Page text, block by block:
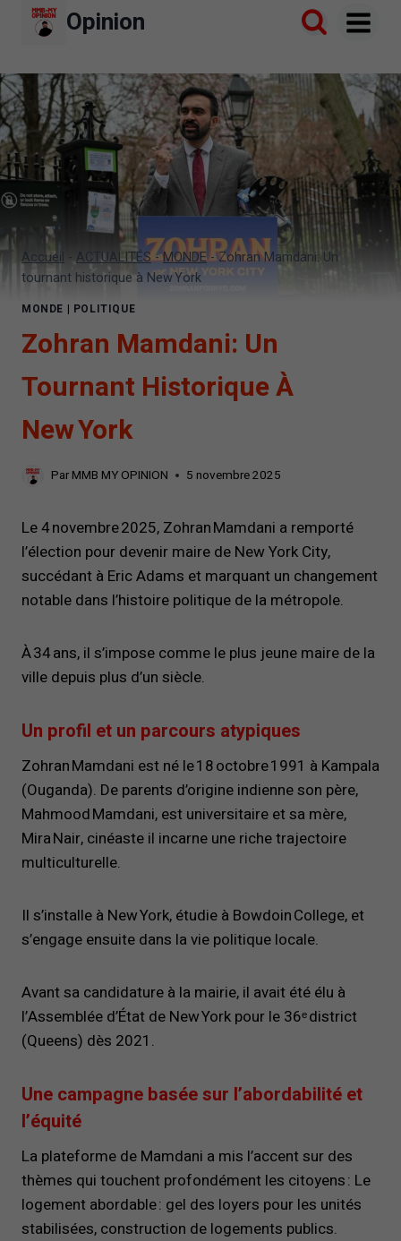
Opinion
Accueil -ACTUALITÉS-MONDE-Zohran Mamdani: Un
tournant historique à New York
MONDE | POLITIQUE
Zohran Mamdani: Un
Tournant Historique À
New York
Par MMB MY OPINION 5 novembre 2025
Le 4 novembre 2025, Zohran Mamdani a remporté
l’élection pour devenir maire de New York City,
succédant à Eric Adams et marquant un changement
notable dans l’histoire politique de la métropole.
À 34 ans, il s’impose comme le plus jeune maire de la
ville depuis plus d’un siècle.
Un profil et un parcours atypiques
Zohran Mamdani est né le 18 octobre 1991 à Kampala
(Ouganda). De parents d’origine indienne son père,
Mahmood Mamdani, est universitaire et sa mère,
Mira Nair, cinéaste il incarne une riche trajectoire
multiculturelle.
Il s’installe à New York, étudie à Bowdoin College, et
s’engage ensuite dans la vie politique locale.
Avant sa candidature à la mairie, il avait été élu à
l’Assemblée d’État de New York pour le 36ᵉ district
(Queens) dès 2021.
Une campagne basée sur l’abordabilité et
l’équité
La plateforme de Mamdani a mis l’accent sur des
thèmes qui touchent profondément les citoyens : Le
logement abordable : gel des loyers pour les unités
stabilisées, construction de logements publics.